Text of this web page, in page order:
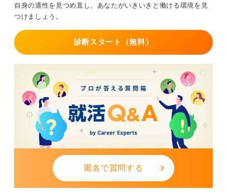
自身の適性を見つめ直し、あなたがいきいきと働ける環境を見
つけましょう。
診断スタート（無料）
匿名で質問する